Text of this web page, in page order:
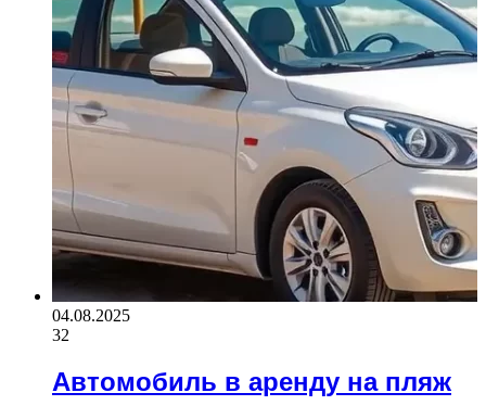
04.08.2025
32
Автомобиль в аренду на пляж